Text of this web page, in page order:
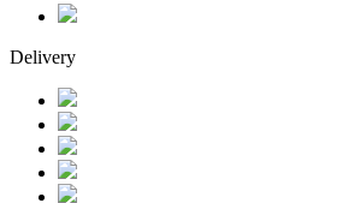
Delivery